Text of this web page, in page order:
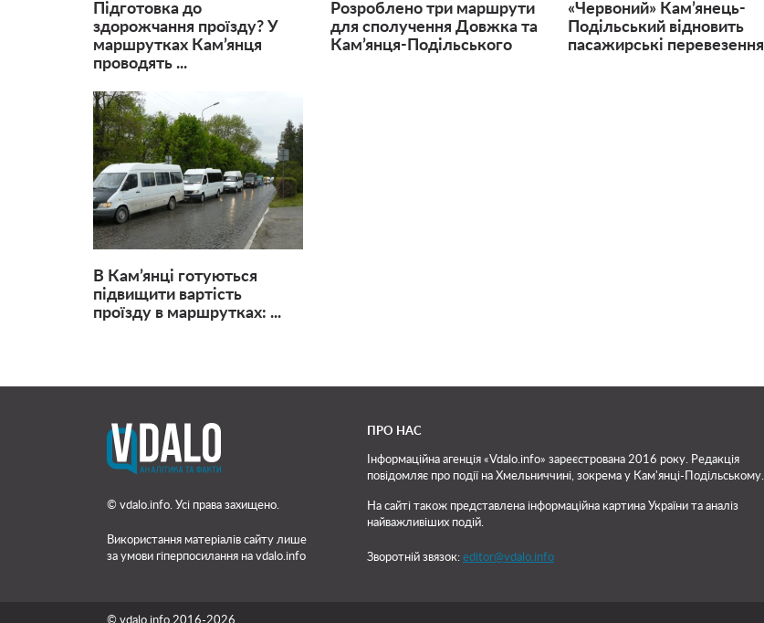
Підготовка до
здорожчання проїзду? У
маршрутках Кам’янця
проводять ...
Розроблено три маршрути
для сполучення Довжка та
Кам’янця-Подільського
«Червоний» Кам’янець-
Подільський відновить
пасажирські перевезення
В Кам’янці готуються
підвищити вартість
проїзду в маршрутках: ...
© vdalo.info. Усі права захищено.
Використання матеріалів сайту лише
за умови гіперпосилання на vdalo.info
ПРО НАС
Інформаційна агенція «Vdalo.info» зареєстрована 2016 року. Редакція
повідомляє про події на Хмельниччині, зокрема у Кам'янці-Подільському.
На сайті також представлена інформаційна картина України та аналіз
найважливіших подій.
Зворотній звязок: editor@vdalo.info
© vdalo.info 2016-2026